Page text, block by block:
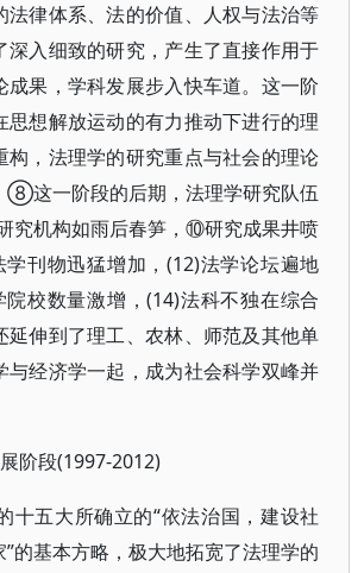
法律体系、法的价值、人权与法治等
深入细致的研究，产生了直接作用于
成果，学科发展步入快车道。这一阶
思想解放运动的有力推动下进行的理
构，法理学的研究重点与社会的理论
⑧这一阶段的后期，法理学研究队伍
机构如雨后春笋，⑩研究成果井喷
学刊物迅猛增加，(12)法学论坛遍地
校数量激增，(14)法科不独在综合
延伸到了理工、农林、师范及其他单
与经济学一起，成为社会科学双峰并
阶段(1997-2012)
十五大所确立的“依法治国，建设社
的基本方略，极大地拓宽了法理学的